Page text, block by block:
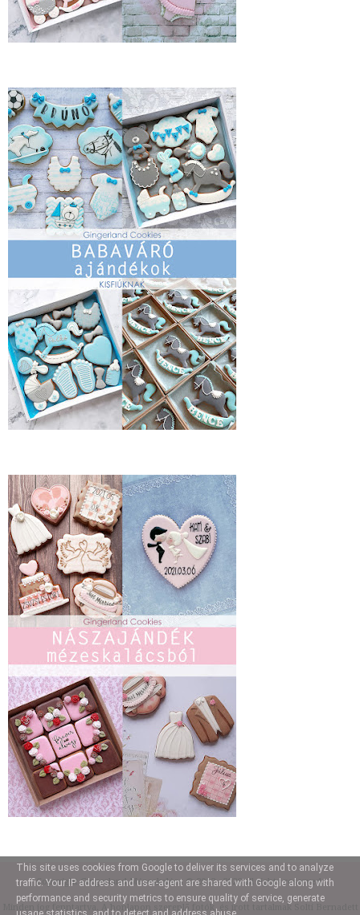
CopyrightGingerland Mézeskalács © 2012 - 2026 all rights reserved.
Minden jog fenntartva. A honlapon szereplő fotók, és írott tartalmak Solti Bernadett
This site uses cookies from Google to deliver its services and to analyze
traffic. Your IP address and user-agent are shared with Google along with
performance and security metrics to ensure quality of service, generate